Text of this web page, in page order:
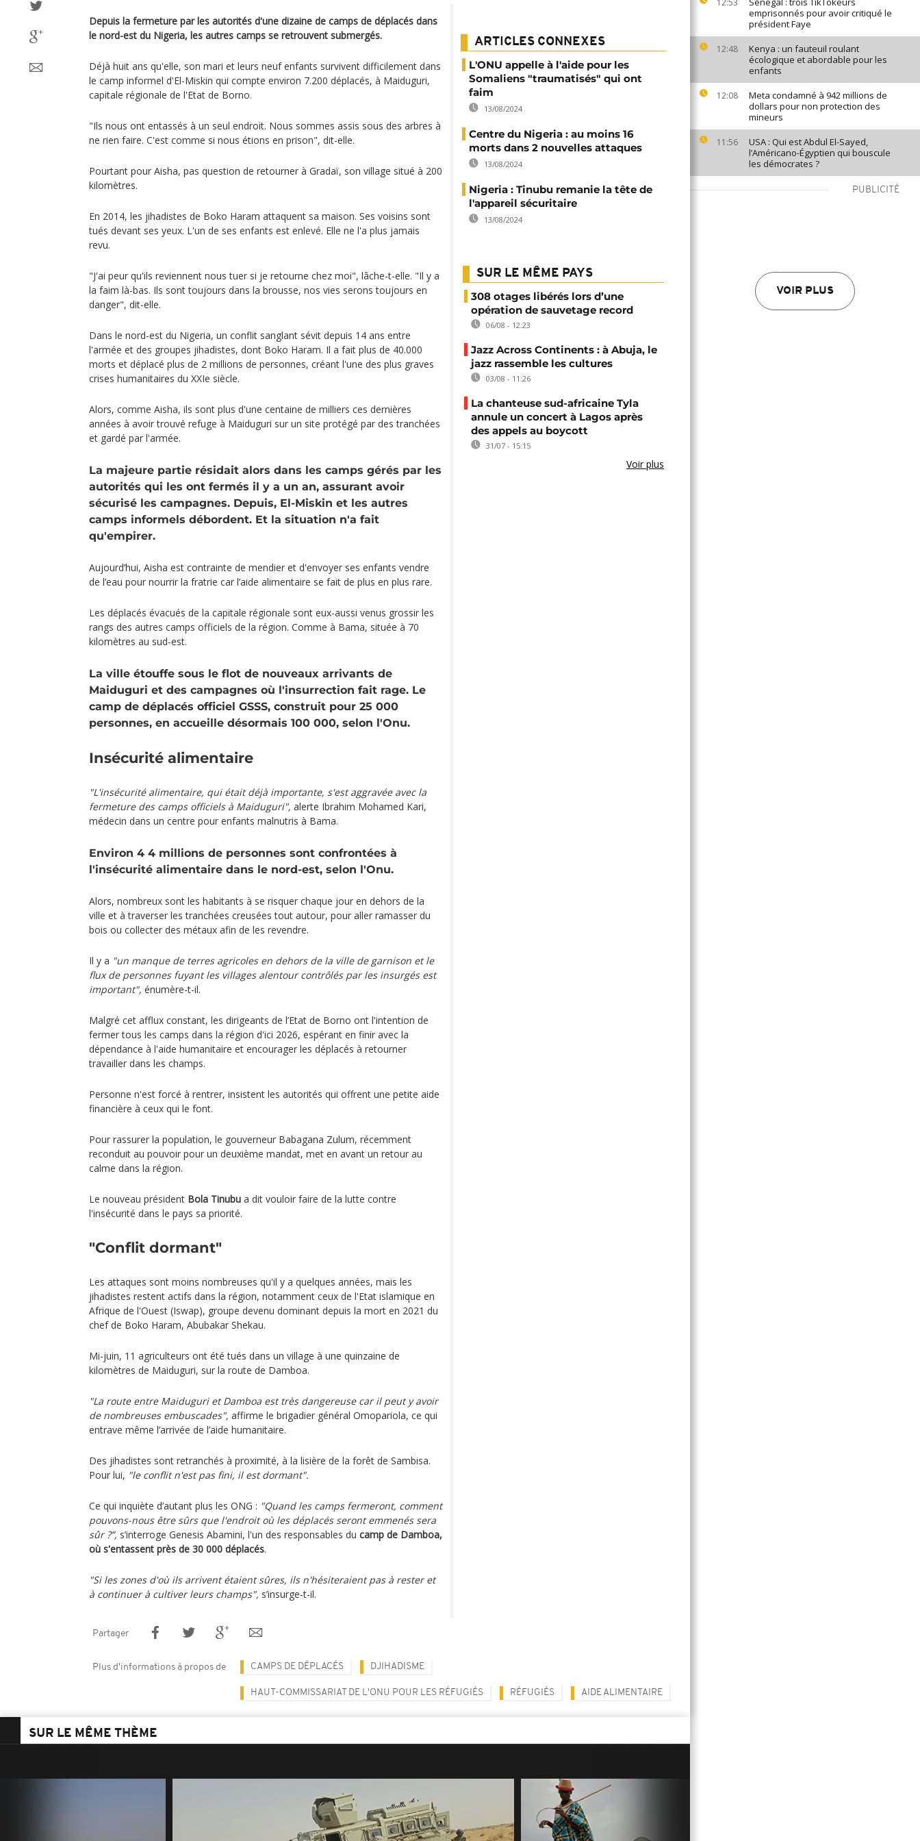
12:53
emprisonnés pour avoir critiqué le
président Faye
12:48
Kenya : un fauteuil roulant
écologique et abordable pour les
enfants
12:08
Meta condamné à 942 millions de
dollars pour non protection des
mineurs
11:56
USA : Qui est Abdul El-Sayed,
l’Américano-Égyptien qui bouscule
les démocrates ?
PUBLICITÉ
VOIR PLUS
Depuis la fermeture par les autorités d'une dizaine de camps de déplacés dans
le nord-est du Nigeria, les autres camps se retrouvent submergés.
Déjà huit ans qu'elle, son mari et leurs neuf enfants survivent difficilement dans
le camp informel d'El-Miskin qui compte environ 7.200 déplacés, à Maiduguri,
capitale régionale de l'Etat de Borno.
"Ils nous ont entassés à un seul endroit. Nous sommes assis sous des arbres à
ne rien faire. C'est comme si nous étions en prison", dit-elle.
Pourtant pour Aisha, pas question de retourner à Gradaï, son village situé à 200
kilomètres.
En 2014, les jihadistes de Boko Haram attaquent sa maison. Ses voisins sont
tués devant ses yeux. L'un de ses enfants est enlevé. Elle ne l'a plus jamais
revu.
"J'ai peur qu'ils reviennent nous tuer si je retourne chez moi", lâche-t-elle. "Il y a
la faim là-bas. Ils sont toujours dans la brousse, nos vies serons toujours en
danger", dit-elle.
Dans le nord-est du Nigeria, un conflit sanglant sévit depuis 14 ans entre
l'armée et des groupes jihadistes, dont Boko Haram. Il a fait plus de 40.000
morts et déplacé plus de 2 millions de personnes, créant l'une des plus graves
crises humanitaires du XXIe siècle.
Alors, comme Aisha, ils sont plus d'une centaine de milliers ces dernières
années à avoir trouvé refuge à Maiduguri sur un site protégé par des tranchées
et gardé par l'armée.
La majeure partie résidait alors dans les camps gérés par les
autorités qui les ont fermés il y a un an, assurant avoir
sécurisé les campagnes. Depuis, El-Miskin et les autres
camps informels débordent. Et la situation n'a fait
qu'empirer.
Aujourd’hui, Aisha est contrainte de mendier et d'envoyer ses enfants vendre
de l’eau pour nourrir la fratrie car l’aide alimentaire se fait de plus en plus rare.
Les déplacés évacués de la capitale régionale sont eux-aussi venus grossir les
rangs des autres camps officiels de la région. Comme à Bama, située à 70
kilomètres au sud-est.
La ville étouffe sous le flot de nouveaux arrivants de
Maiduguri et des campagnes où l'insurrection fait rage. Le
camp de déplacés officiel GSSS, construit pour 25 000
personnes, en accueille désormais 100 000, selon l'Onu.
Insécurité alimentaire
"L'insécurité alimentaire, qui était déjà importante, s'est aggravée avec la
fermeture des camps officiels à Maiduguri", alerte Ibrahim Mohamed Kari,
médecin dans un centre pour enfants malnutris à Bama.
Environ 4 4 millions de personnes sont confrontées à
l'insécurité alimentaire dans le nord-est, selon l'Onu.
Alors, nombreux sont les habitants à se risquer chaque jour en dehors de la
ville et à traverser les tranchées creusées tout autour, pour aller ramasser du
bois ou collecter des métaux afin de les revendre.
Il y a "un manque de terres agricoles en dehors de la ville de garnison et le
flux de personnes fuyant les villages alentour contrôlés par les insurgés est
important", énumère-t-il.
Malgré cet afflux constant, les dirigeants de l’Etat de Borno ont l'intention de
fermer tous les camps dans la région d'ici 2026, espérant en finir avec la
dépendance à l'aide humanitaire et encourager les déplacés à retourner
travailler dans les champs.
Personne n'est forcé à rentrer, insistent les autorités qui offrent une petite aide
financière à ceux qui le font.
Pour rassurer la population, le gouverneur Babagana Zulum, récemment
reconduit au pouvoir pour un deuxième mandat, met en avant un retour au
calme dans la région.
Le nouveau président Bola Tinubu a dit vouloir faire de la lutte contre
l'insécurité dans le pays sa priorité.
"Conflit dormant"
Les attaques sont moins nombreuses qu'il y a quelques années, mais les
jihadistes restent actifs dans la région, notamment ceux de l'Etat islamique en
Afrique de l'Ouest (Iswap), groupe devenu dominant depuis la mort en 2021 du
chef de Boko Haram, Abubakar Shekau.
Mi-juin, 11 agriculteurs ont été tués dans un village à une quinzaine de
kilomètres de Maiduguri, sur la route de Damboa.
"La route entre Maiduguri et Damboa est très dangereuse car il peut y avoir
de nombreuses embuscades", affirme le brigadier général Omopariola, ce qui
entrave même l’arrivée de l’aide humanitaire.
Des jihadistes sont retranchés à proximité, à la lisière de la forêt de Sambisa.
Pour lui, "le conflit n'est pas fini, il est dormant".
Ce qui inquiète d’autant plus les ONG : "Quand les camps fermeront, comment
pouvons-nous être sûrs que l'endroit où les déplacés seront emmenés sera
sûr ?”, s’interroge Genesis Abamini, l'un des responsables du camp de Damboa,
où s'entassent près de 30 000 déplacés.
"Si les zones d'où ils arrivent étaient sûres, ils n'hésiteraient pas à rester et
à continuer à cultiver leurs champs", s’insurge-t-il.
ARTICLES CONNEXES
L'ONU appelle à l'aide pour les
Somaliens "traumatisés" qui ont
faim
13/08/2024
Centre du Nigeria : au moins 16
morts dans 2 nouvelles attaques
13/08/2024
Nigeria : Tinubu remanie la tête de
l'appareil sécuritaire
13/08/2024
SUR LE MÊME PAYS
308 otages libérés lors d’une
opération de sauvetage record
06/08 - 12:23
Jazz Across Continents : à Abuja, le
jazz rassemble les cultures
03/08 - 11:26
La chanteuse sud-africaine Tyla
annule un concert à Lagos après
des appels au boycott
31/07 - 15:15
Voir plus
Partager
Plus d'informations à propos de CAMPS DE DÉPLACÉS DJIHADISME
HAUT-COMMISSARIAT DE L'ONU POUR LES RÉFUGIÉS RÉFUGIÉS AIDE ALIMENTAIRE
SUR LE MÊME THÈME